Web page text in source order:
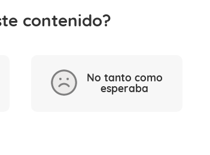
contenido?
No tanto como
esperaba